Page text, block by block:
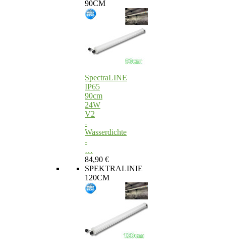
90CM
SpectraLINE
IP65
90cm
24W
V2
-
Wasserdichte
-
…
84,90 €
SPEKTRALINIE
120CM